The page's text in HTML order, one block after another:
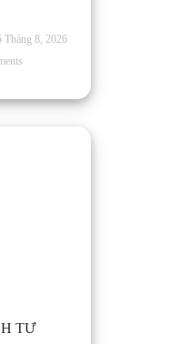
Tháng 8, 2026
TƯ